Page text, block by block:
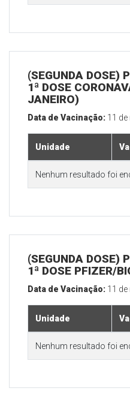
(SEGUNDA DOSE)
1ª DOSE
JANEIRO)
Data de Vacinação: 11
Unidade
Nenhum resultado foi
(SEGUNDA DOSE)
1ª DOSE PFIZER/
Data de Vacinação: 11
Unidade
Nenhum resultado foi